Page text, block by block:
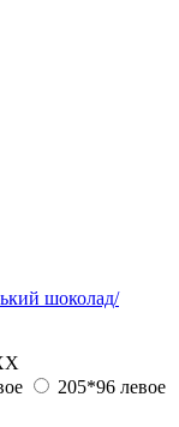
шоколад/
205*96 левое